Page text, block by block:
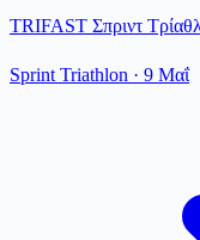
TRIFAST Σπριντ
Sprint Triathlon · 9 Μαΐ